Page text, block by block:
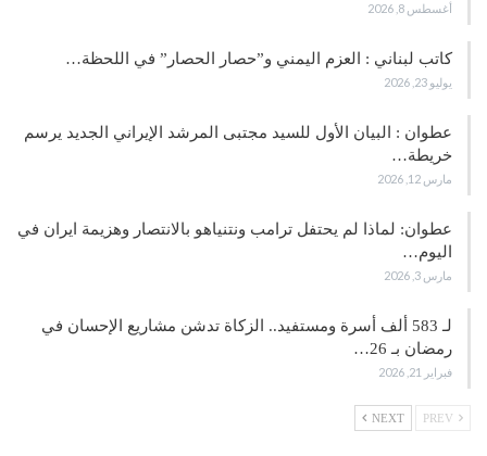
أغسطس 8, 2026
كاتب لبناني : العزم اليمني و”حصار الحصار” في اللحظة…
يوليو 23, 2026
عطوان : البيان الأول للسيد مجتبى المرشد الإيراني الجديد يرسم
خريطة…
مارس 12, 2026
عطوان: لماذا لم يحتفل ترامب ونتنياهو بالانتصار وهزيمة ايران في
اليوم…
مارس 3, 2026
لـ 583 ألف أسرة ومستفيد.. الزكاة تدشن مشاريع الإحسان في
رمضان بـ 26…
فبراير 21, 2026
NEXT